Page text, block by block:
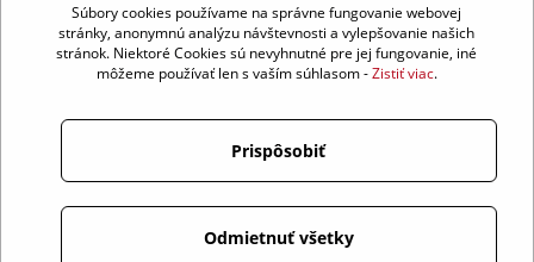
Súbory cookies používame na správne fungovanie webovej
stránky, anonymnú analýzu návštevnosti a vylepšovanie našich
stránok. Niektoré Cookies sú nevyhnutné pre jej fungovanie, iné
môžeme používať len s vaším súhlasom -Zistiť viac.
Prispôsobiť
Odmietnuť všetky